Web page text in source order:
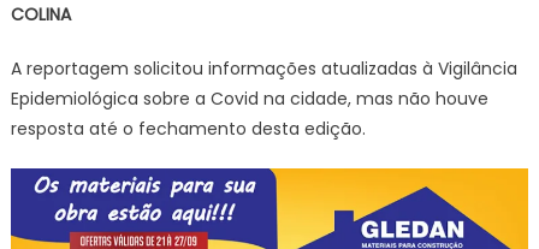
COLINA
A reportagem solicitou informações atualizadas à Vigilância
Epidemiológica sobre a Covid na cidade, mas não houve
resposta até o fechamento desta edição.